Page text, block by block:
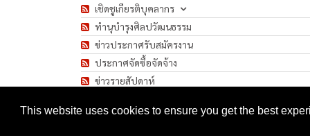
This website uses cookies to ensure you get the best
เชิดชูเกียรติบุคลากร
ทำนุบำรุงศิลปวัฒนธรรม
ข่าวประกาศรับสมัครงาน
ประกาศจัดซื้อจัดจ้าง
ข่าวรายสัปดาห์